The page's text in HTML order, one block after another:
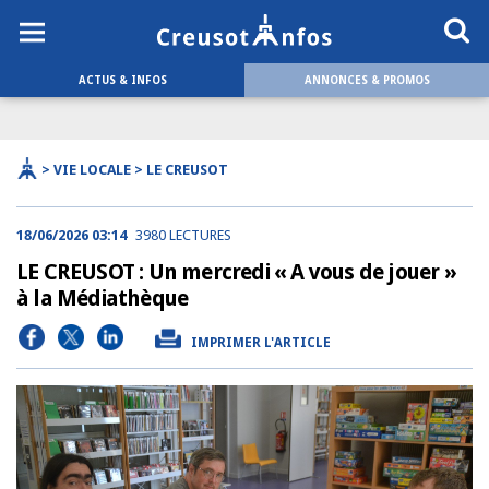
ACTUS & INFOS ANNONCES & PROMOS
> VIE LOCALE > LE CREUSOT
18/06/2026 03:14 3980 LECTURES
LE CREUSOT : Un mercredi « A vous de jouer »
à la Médiathèque
IMPRIMER L'ARTICLE